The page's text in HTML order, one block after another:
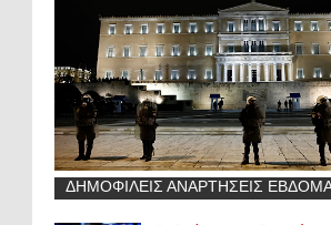
ΔΗΜΟΦΙΛΕΙΣ ΑΝΑΡΤΗΣΕΙΣ